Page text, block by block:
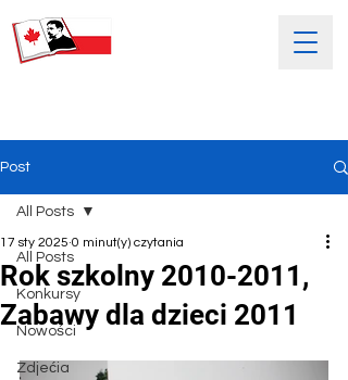
Post
All Posts
Konkursy
Nowości
Zdjećia
All Posts
Rok szkolny 2010-2011,
Zabawy dla dzieci 2011
17 sty 2025 0 minut(y) czytania